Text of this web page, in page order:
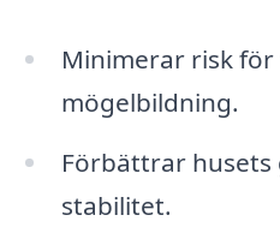
Minimerar risk
mögelbildning.
Förbättrar
stabilitet.